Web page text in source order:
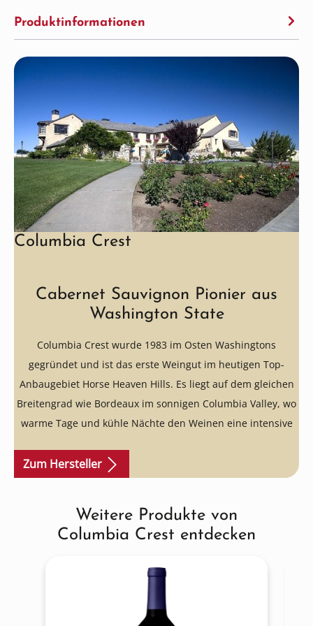
Produktinformationen
Columbia Crest
Cabernet Sauvignon Pionier aus
Washington State
Columbia Crest wurde 1983 im Osten Washingtons
gegründet und ist das erste Weingut im heutigen Top-
Anbaugebiet Horse Heaven Hills. Es liegt auf dem gleichen
Breitengrad wie Bordeaux im sonnigen Columbia Valley, wo
warme Tage und kühle Nächte den Weinen eine intensive
zahlreiche Wine Spectator Bewertungen +90 Punkte über
alle Sortimentslinien hinweg und produzierte den
und einzigen #1 Wein aus Washington in der TOP 100 vom
Two Vines
Zum Hersteller
Produktgalerie überspringen
Weitere Produkte von
Columbia Crest entdecken